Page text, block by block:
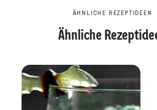
ÄHNLICHE REZEPTIDEEN
Ähnliche